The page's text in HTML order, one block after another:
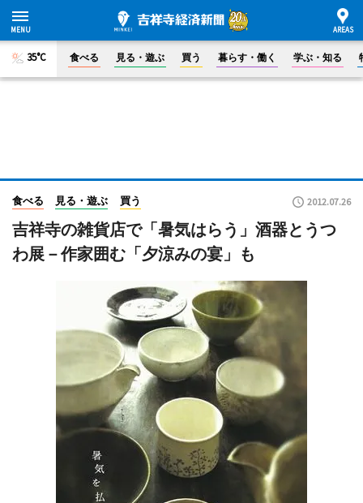
35°C 食べる 見る・遊ぶ 買う 暮らす・働く 学ぶ・知る
食べる 見る・遊ぶ 買う 2012.07.26
吉祥寺の雑貨店で「暑気はらう」酒器とうつ
わ展－作家囲む「夕涼みの宴」も